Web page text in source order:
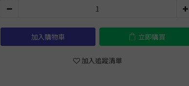
加入購物車 立即購買
加入追蹤清單